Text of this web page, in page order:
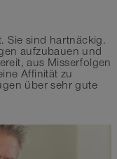
Sie sind hartnäckig.
aufzubauen und
aus Misserfolgen
Affinität zu
über sehr gute